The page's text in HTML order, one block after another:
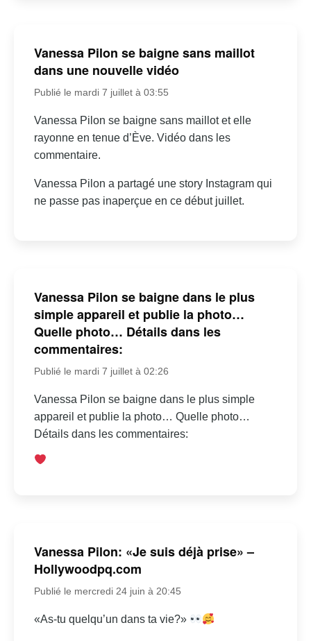
Vanessa Pilon se baigne sans maillot
dans une nouvelle vidéo
Publié le mardi 7 juillet à 03:55
Vanessa Pilon se baigne sans maillot et elle
rayonne en tenue d’Ève. Vidéo dans les
commentaire.
Vanessa Pilon a partagé une story Instagram qui
ne passe pas inaperçue en ce début juillet.
Vanessa Pilon se baigne dans le plus
simple appareil et publie la photo…
Quelle photo… Détails dans les
commentaires:
Publié le mardi 7 juillet à 02:26
Vanessa Pilon se baigne dans le plus simple
appareil et publie la photo… Quelle photo…
Détails dans les commentaires:
Vanessa Pilon: «Je suis déjà prise» –
Hollywoodpq.com
Publié le mercredi 24 juin à 20:45
«As-tu quelqu’un dans ta vie?»